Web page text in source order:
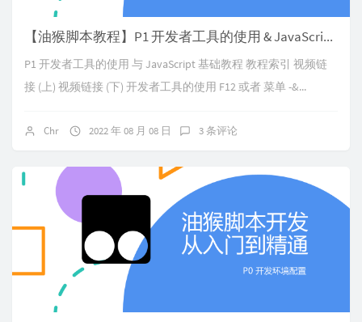
【油猴脚本教程】P1 开发者工具的使用 & JavaScript 基础教程
P1 开发者工具的使用 与 JavaScript 基础教程 教程索引 视频链
接 (上) 视频链接 (下) 开发者工具的使用 F12 或者 菜单 -&...
Chr 2022 年 08 月 08 日 3 条评论